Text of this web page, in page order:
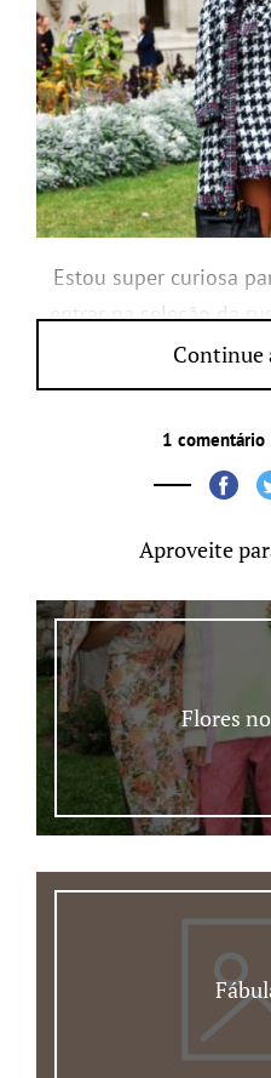
Estou super curiosa
entrar na seleção da
vocês,
Continue
1 comentário
Aproveite
Flores